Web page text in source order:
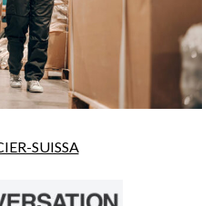
SUISSA